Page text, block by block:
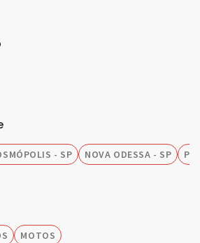
- SP NOVA ODESSA - SP
MOTOS